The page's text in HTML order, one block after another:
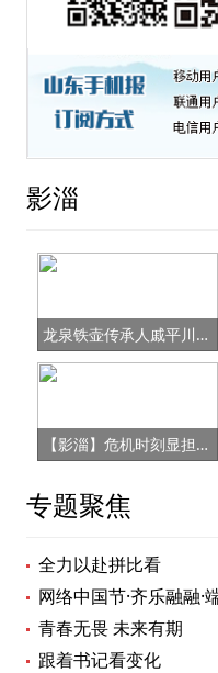
影淄
龙泉铁壶传承人戚平川的“守艺”之路
【影淄】危机时刻显担当 赤胆忠心保健康
专题聚焦
全力以赴拼比看
网络中国节·齐乐融融·
青春无畏 未来有期
跟着书记看变化